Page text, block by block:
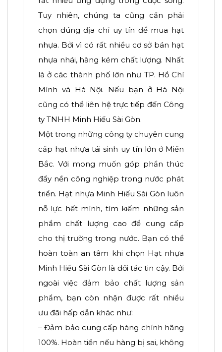
Tuy nhiên, chúng ta cũng cần phải
chọn đúng địa chỉ uy tín để mua hạt
nhựa. Bởi vì có rất nhiều cơ sở bán hạt
nhựa nhái, hàng kém chất lượng. Nhất
là ở các thành phố lớn như TP. Hồ Chí
Mình và Hà Nội. Nếu bạn ở Hà Nội
cũng có thể liên hệ trực tiếp đến Công
ty TNHH Minh Hiếu Sài Gòn.
Một trong những công ty chuyên cung
cấp hạt nhựa tái sinh uy tín lớn ở Miền
Bắc. Với mong muốn góp phần thúc
đẩy nền công nghiệp trong nước phát
triển. Hạt nhựa Minh Hiếu Sài Gòn luôn
nỗ lực hết mình, tìm kiếm những sản
phẩm chất lượng cao để cung cấp
cho thị trường trong nước. Bạn có thể
hoàn toàn an tâm khi chọn Hạt nhựa
Minh Hiếu Sài Gòn là đối tác tin cậy. Bởi
ngoài việc đảm bảo chất lượng sản
phẩm, bạn còn nhận được rất nhiều
ưu đãi hấp dẫn khác như:
– Đảm bảo cung cấp hàng chính hãng
100%. Hoàn tiền nếu hàng bị sai, không